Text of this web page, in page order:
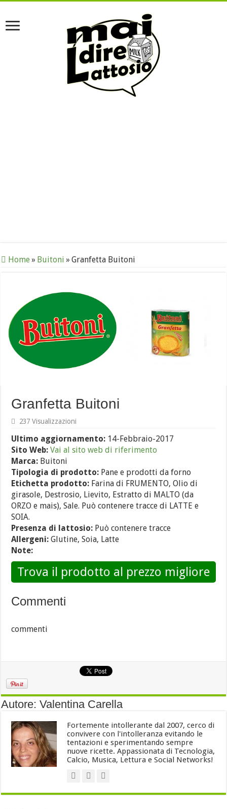
Home» Buitoni » Granfetta Buitoni
Granfetta Buitoni
237 Visualizzazioni
Ultimo aggiornamento: 14-Febbraio-2017
Sito Web: Vai al sito web di riferimento
Marca: Buitoni
Tipologia di prodotto: Pane e prodotti da forno
Etichetta prodotto: Farina di FRUMENTO, Olio di
girasole, Destrosio, Lievito, Estratto di MALTO (da
ORZO e mais), Sale. Può contenere tracce di LATTE e
SOIA.
Presenza di lattosio: Può contenere tracce
Allergeni: Glutine, Soia, Latte
Note:
Trova il prodotto al prezzo migliore
Commenti
commenti
Autore: Valentina Carella
Fortemente intollerante dal 2007, cerco di
convivere con l'intolleranza evitando le
tentazioni e sperimentando sempre
nuove ricette. Appassionata di Tecnologia,
Calcio, Musica, Lettura e Social Networks!